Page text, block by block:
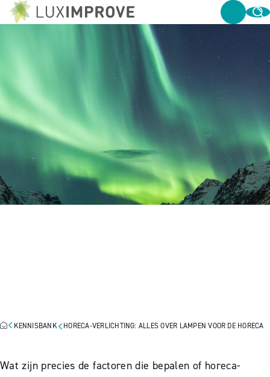
KENNISBANK HORECA-VERLICHTING: ALLES OVER LAMPEN VOOR DE HORECA
Wat zijn precies de factoren die bepalen of horeca-